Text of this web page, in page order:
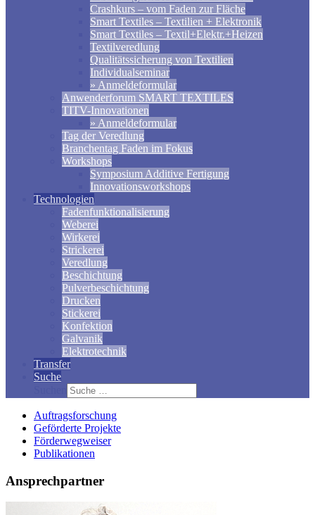
Crashkurs – vom Faden zur Fläche
Smart Textiles – Textilien + Elektronik
Smart Textiles – Textil+Elektr.+Heizen
Textilveredlung
Qualitätssicherung von Textilien
Individualseminar
» Anmeldeformular
Anwenderforum SMART TEXTILES
TITV-Innovationen
» Anmeldeformular
Tag der Veredlung
Branchentag Faden im Fokus
Workshops
Symposium Additive Fertigung
Innovationsworkshops
Technologien
Fadenfunktionalisierung
Weberei
Wirkerei
Strickerei
Veredlung
Beschichtung
Pulverbeschichtung
Drucken
Stickerei
Konfektion
Galvanik
Elektrotechnik
Transfer
Suche
Auftragsforschung
Geförderte Projekte
Förderwegweiser
Publikationen
Ansprechpartner